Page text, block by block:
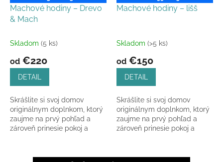
Machové hodiny – Drevo
& Mach
Skladom (5 ks)
od €220
DETAIL
Skrášlite si svoj domov
originálnym doplnkom, ktorý
zaujme na prvý pohľad a
zároveň prinesie pokoj a
Drevo...
Machové hodiny – lišš
Skladom (>5 ks)
od €150
DETAIL
Skrášlite si svoj domov
originálnym doplnkom, ktorý
zaujme na prvý pohľad a
zároveň prinesie pokoj a
zo...